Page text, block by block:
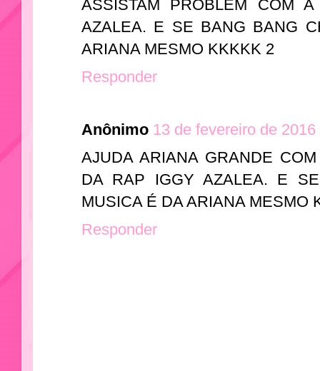
ASSISTAM PROBLEM COM
AZALEA. E SE BANG BANG
ARIANA MESMO KKKKK 2
Responder
Anônimo 13 de fevereiro de
AJUDA ARIANA GRANDE
DA RAP IGGY AZALEA. E
MUSICA É DA ARIANA MESMO
Responder